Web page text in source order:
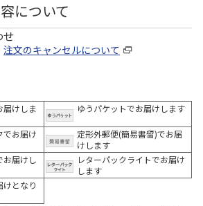
について
せ
注文のキャンセルについて
届けしま
ゆうパケットでお届けします
でお届け
定形外郵便(簡易書留)でお届
けします
お届けし
レターパックライトでお届け
します
けとなり